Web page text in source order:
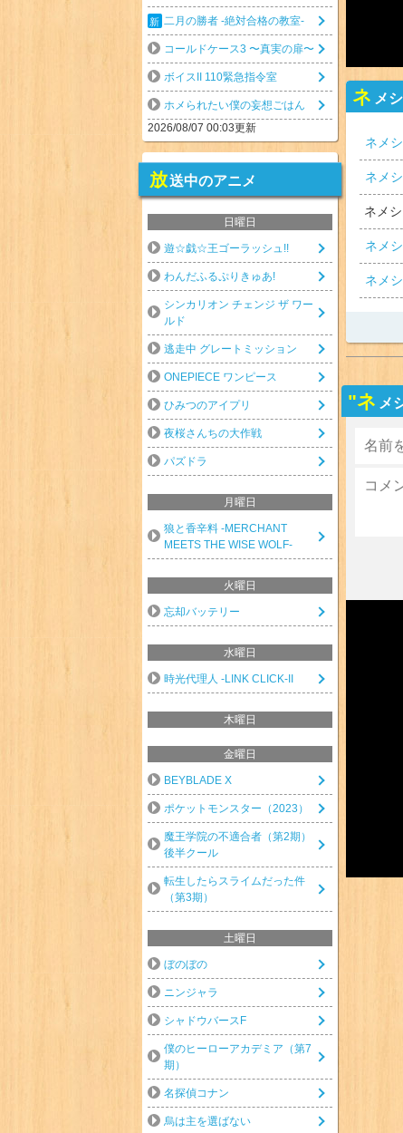
ネ メ
ネメ
ネメ
ネメ
ネメ
ネメ
"ネ メ
二月の勝者 -絶対合格の教室-
コールドケース3 〜真実の扉〜
ボイスII 110緊急指令室
ホメられたい僕の妄想ごはん
2026/08/07 00:03更新
放送中のアニメ
日曜日
遊☆戯☆王ゴーラッシュ!!
わんだふるぷりきゅあ!
シンカリオン チェンジ ザ ワー
ルド
逃走中 グレートミッション
ONEPIECE ワンピース
ひみつのアイプリ
夜桜さんちの大作戦
パズドラ
月曜日
狼と香辛料 -MERCHANT
MEETS THE WISE WOLF-
火曜日
忘却バッテリー
水曜日
時光代理人 -LINK CLICK-II
木曜日
金曜日
BEYBLADE X
ポケットモンスター（2023）
魔王学院の不適合者（第2期）
後半クール
転生したらスライムだった件
（第3期）
土曜日
ぼのぼの
ニンジャラ
シャドウバースF
僕のヒーローアカデミア（第7
期）
名探偵コナン
烏は主を選ばない